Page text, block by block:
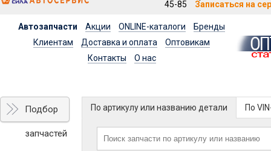
45-85
Записаться на
Автозапчасти Акции ONLINE-каталоги
Бренды
Клиентам
Доставка и оплата
Оптовикам
Контакты
О нас
Подбор
запчастей
По артикулу или названию детали По